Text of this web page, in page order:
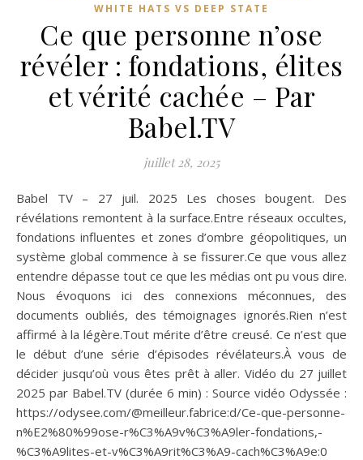
WHITE HATS VS DEEP STATE
Ce que personne n’ose
révéler : fondations, élites
et vérité cachée – Par
Babel.TV
juillet 28, 2025
Babel TV – 27 juil. 2025 Les choses bougent. Des
révélations remontent à la surface.Entre réseaux occultes,
fondations influentes et zones d’ombre géopolitiques, un
système global commence à se fissurer.Ce que vous allez
entendre dépasse tout ce que les médias ont pu vous dire.
Nous évoquons ici des connexions méconnues, des
documents oubliés, des témoignages ignorés.Rien n’est
affirmé à la légère.Tout mérite d’être creusé. Ce n’est que
le début d’une série d’épisodes révélateurs.À vous de
décider jusqu’où vous êtes prêt à aller. Vidéo du 27 juillet
2025 par Babel.TV (durée 6 min) : Source vidéo Odyssée :
https://odysee.com/@meilleur.fabrice:d/Ce-que-personne-
n%E2%80%99ose-r%C3%A9v%C3%A9ler-fondations,-
%C3%A9lites-et-v%C3%A9rit%C3%A9-cach%C3%A9e:0